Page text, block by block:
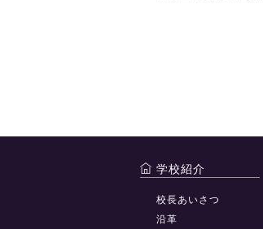
学校紹介
校長あいさつ
沿革